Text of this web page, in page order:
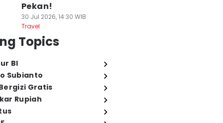
Pekan!
30 Jul 2026, 14:30 WIB
Travel
Topics
BI
Subianto
Gratis
Rupiah